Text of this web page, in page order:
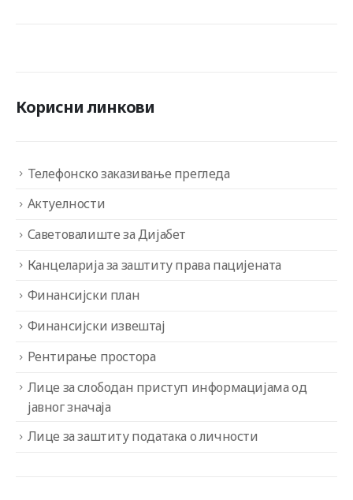
Корисни линкови
Телефонско заказивање прегледа
Актуелности
Саветовалиште за Дијабет
Канцеларија за заштиту права пацијената
Финансијски план
Финансијски извештај
Рентирање простора
Лице за слободан приступ информацијама од
јавног значаја
Лице за заштиту података о личности